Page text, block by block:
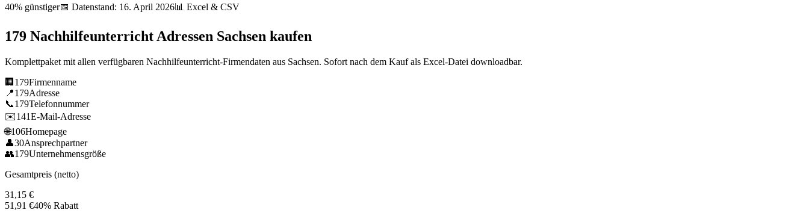
40% günstiger📅 Datenstand: 16. April 2026📊 Excel & CSV
179 Nachhilfeunterricht Adressen Sachsen kaufen
Komplettpaket mit allen verfügbaren Nachhilfeunterricht-Firmendaten aus Sachsen. Sofort nach dem Kauf als Excel-Datei downloadbar.
🏢 179Firmenname
📍179Adresse
📞179Telefonnummer
✉️141E-Mail-Adresse
🌐106Homepage
👤30Ansprechpartner
👥179Unternehmensgröße
Gesamtpreis (netto)
31,15 €
51,91 €40% Rabatt